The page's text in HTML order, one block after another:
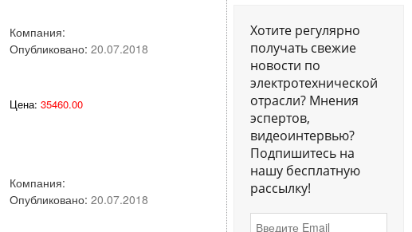
Компания:
Опубликовано:20.07.2018
Цена: 35460.00
Компания:
Опубликовано:20.07.2018
Хотите регулярно
получать свежие
новости по
электротехнической
отрасли? Мнения
эспертов,
видеоинтервью?
Подпишитесь на
нашу бесплатную
рассылку!